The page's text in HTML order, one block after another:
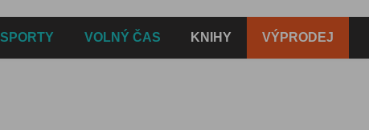
SPORTY VOLNÝ ČAS KNIHY VÝPRODEJ